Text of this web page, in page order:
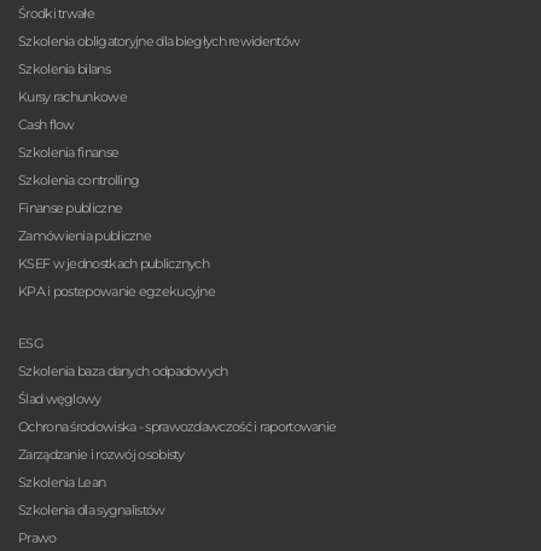
Środki trwałe
Szkolenia obligatoryjne dla biegłych rewidentów
Szkolenia bilans
Kursy rachunkowe
Cash flow
Szkolenia finanse
Szkolenia controlling
Finanse publiczne
Zamówienia publiczne
KSEF w jednostkach publicznych
KPA i postepowanie egzekucyjne
ESG
Szkolenia baza danych odpadowych
Ślad węglowy
Ochrona środowiska - sprawozdawczość i raportowanie
Zarządzanie i rozwój osobisty
Szkolenia Lean
Szkolenia dla sygnalistów
Prawo